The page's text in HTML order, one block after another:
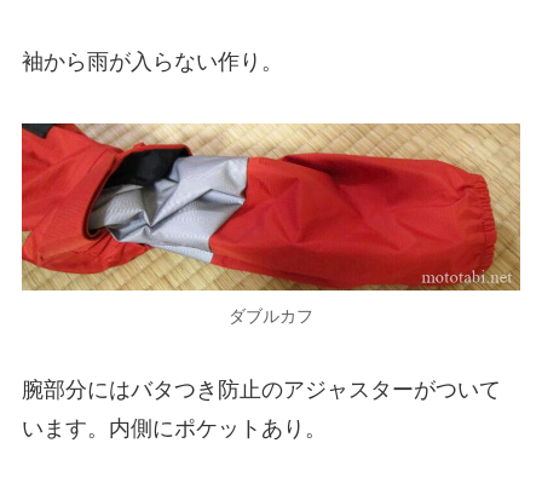
袖から雨が入らない作り。
ダブルカフ
腕部分にはバタつき防止のアジャスターがついて
います。内側にポケットあり。